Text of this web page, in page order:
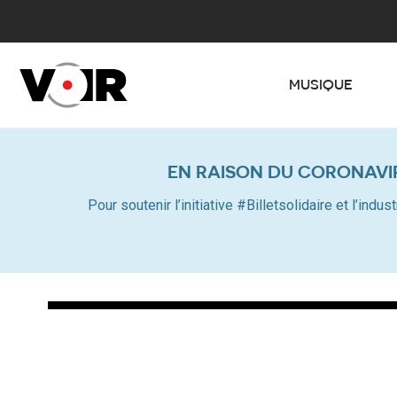
MUSIQUE
EN RAISON DU
Pour soutenir l’initiative #Billetsolidaire et